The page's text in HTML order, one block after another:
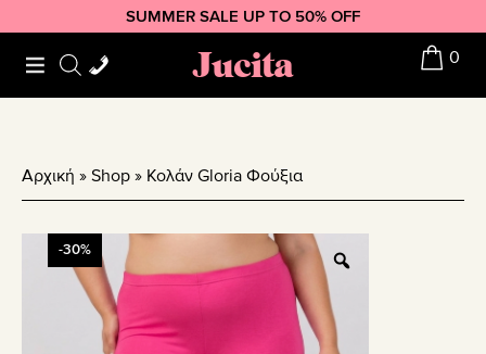
to
primary
to
main
to
footer
SUMMER SALE UP TO 50% OFF
Jucita 0
Αρχική » Shop » Κολάν Gloria Φούξια
-30%